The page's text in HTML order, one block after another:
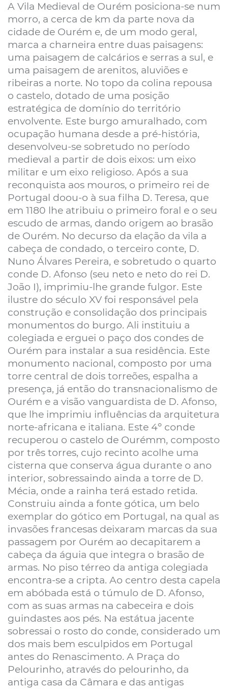
A Vila Medieval de Ourém posiciona-se num
morro, a cerca de km da parte nova da
cidade de Ourém e, de um modo geral,
marca a charneira entre duas paisagens:
uma paisagem de calcários e serras a sul, e
uma paisagem de arenitos, aluviões e
ribeiras a norte. No topo da colina repousa
o castelo, dotado de uma posição
estratégica de domínio do território
envolvente. Este burgo amuralhado, com
ocupação humana desde a pré-história,
desenvolveu-se sobretudo no período
medieval a partir de dois eixos: um eixo
militar e um eixo religioso. Após a sua
reconquista aos mouros, o primeiro rei de
Portugal doou-o à sua filha D. Teresa, que
em 1180 lhe atribuiu o primeiro foral e o seu
escudo de armas, dando origem ao brasão
de Ourém. No decurso da elação da vila a
cabeça de condado, o terceiro conte, D.
Nuno Álvares Pereira, e sobretudo o quarto
conde D. Afonso (seu neto e neto do rei D.
João I), imprimiu-lhe grande fulgor. Este
ilustre do século XV foi responsável pela
construção e consolidação dos principais
monumentos do burgo. Ali instituiu a
colegiada e erguei o paço dos condes de
Ourém para instalar a sua residência. Este
monumento nacional, composto por uma
torre central de dois torreões, espalha a
presença, já então do transnacionalismo de
Ourém e a visão vanguardista de D. Afonso,
que lhe imprimiu influências da arquitetura
norte-africana e italiana. Este 4º conde
recuperou o castelo de Ourémm, composto
por três torres, cujo recinto acolhe uma
cisterna que conserva água durante o ano
interior, sobressaindo ainda a torre de D.
Mécia, onde a rainha terá estado retida.
Construiu ainda a fonte gótica, um belo
exemplar do gótico em Portugal, na qual as
invasões francesas deixaram marcas da sua
passagem por Ourém ao decapitarem a
cabeça da águia que integra o brasão de
armas. No piso térreo da antiga colegiada
encontra-se a cripta. Ao centro desta capela
em abóbada está o túmulo de D. Afonso,
com as suas armas na cabeceira e dois
guindastes aos pés. Na estátua jacente
sobressai o rosto do conde, considerado um
dos mais bem esculpidos em Portugal
antes do Renascimento. A Praça do
Pelourinho, através do pelourinho, da
antiga casa da Câmara e das antigas